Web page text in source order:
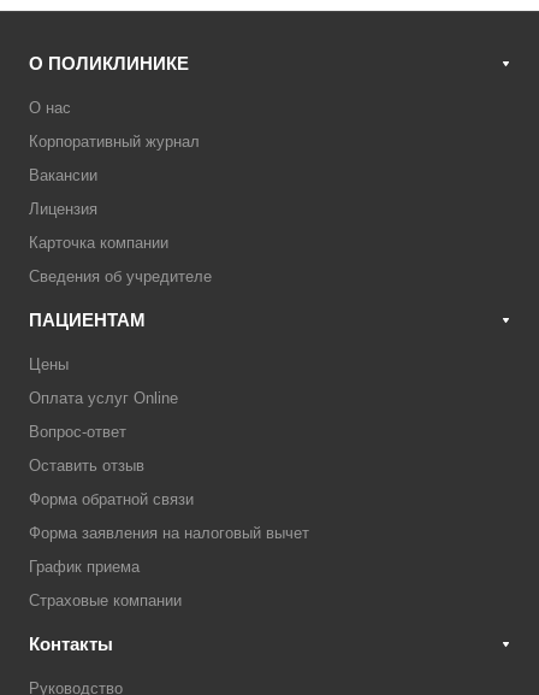
О ПОЛИКЛИНИКЕ
О нас
Корпоративный журнал
Вакансии
Лицензия
Карточка компании
Сведения об учредителе
ПАЦИЕНТАМ
Цены
Оплата услуг Online
Вопрос-ответ
Оставить отзыв
Форма обратной связи
Форма заявления на налоговый вычет
График приема
Страховые компании
Контакты
Руководство